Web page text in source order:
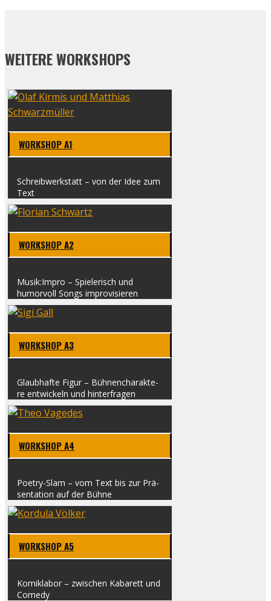
WEITERE WORKSHOPS
WORK­SHOP A1
Schreib­werk­statt – von der Idee zum
Text
WORK­SHOP A2
Musik:Impro – Spie­le­risch und
humor­voll Songs impro­vi­sie­ren
WORK­SHOP A3
Glaub­haf­te Figur – Büh­nen­cha­rak­te­
re ent­wi­ckeln und hin­ter­fra­gen
WORK­SHOP A4
Poe­t­ry-Slam – vom Text bis zur Prä­
sen­ta­ti­on auf der Büh­ne
WORK­SHOP A5
Komi­k­la­bor – zwi­schen Kaba­rett und
Come­dy